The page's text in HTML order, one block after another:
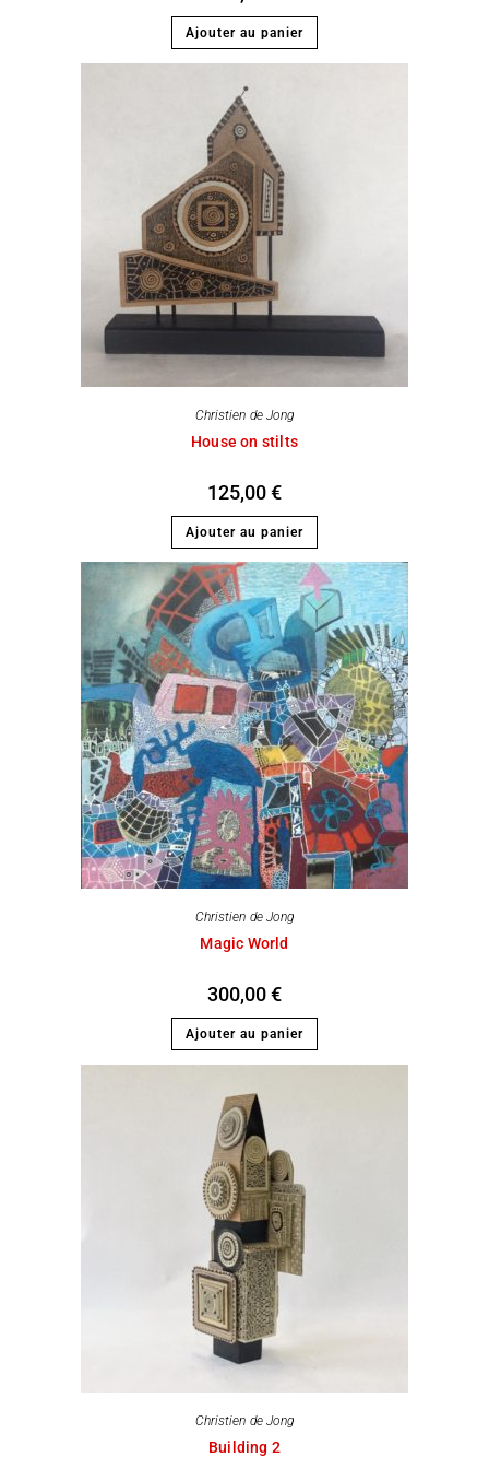
Ajouter au panier
Christien de Jong
House on stilts
125,00€
Ajouter au panier
Christien de Jong
Magic World
300,00€
Ajouter au panier
Christien de Jong
Building 2